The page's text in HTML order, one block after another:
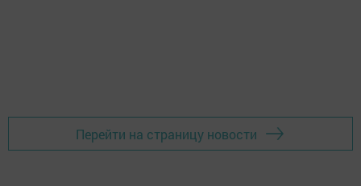
Перейти на страницу новости